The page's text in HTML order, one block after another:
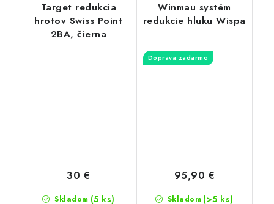
Target redukcia
hrotov Swiss Point
2BA, čierna
Skladom (5 ks)
30 €
Winmau systém
redukcie hluku Wispa
Doprava zadarmo
Skladom (>5 ks)
95,90 €